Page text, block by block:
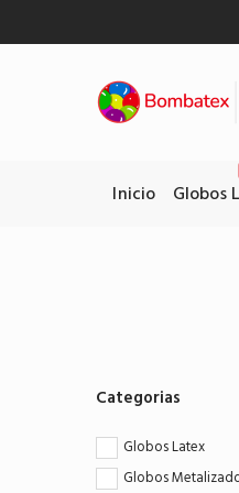
Inicio Globos
Categorias
Globos Latex
Globos